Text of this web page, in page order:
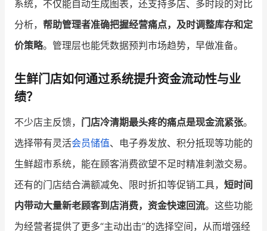
系统，不仅能自动生成图表，还支持多店、多时段的对比
分析， 帮助管理者准确把握经营痛点，及时调整库存和定
价策略。管理层也能凭数据预判市场趋势，早做准备。
生鲜门店如何通过系统提升资金流动性与业
绩？
不少店主反馈， 门店冷清期最头疼的痛点是现金流紧张。
选择带有灵活会员储值、电子券发放、积分抵现等功能的
生鲜超市系统，能在顾客消费欲望不足时精准刺激交易。
还有的门店结合满额减免、限时折扣等促销工具， 短时间
内带动大量新老顾客到店消费，资金快速回流。这些功能
为经营者提供了更多“主动出击”的选择空间，从而增强经